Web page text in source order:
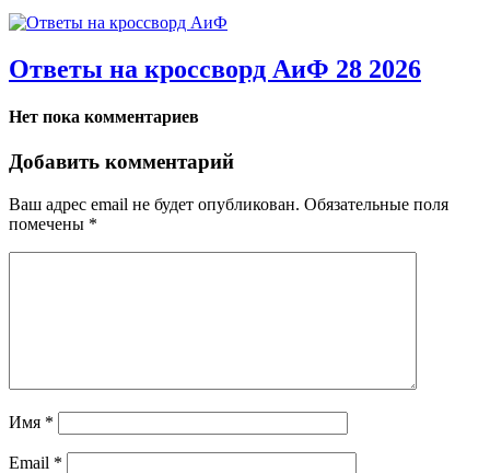
Ответы на кроссворд АиФ 28 2026
Нет пока комментариев
Добавить комментарий
Ваш адрес email не будет опубликован. Обязательные поля
помечены *
Имя *
Email *